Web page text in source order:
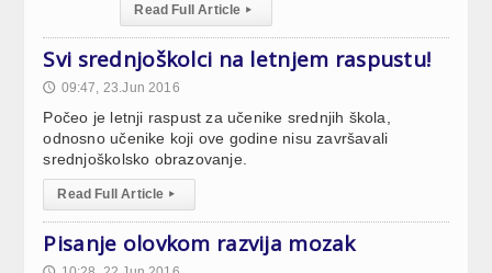
Read Full Article ▸
Svi srednjoškolci na letnjem raspustu!
🕔 09:47, 23.Jun 2016
Počeo je letnji raspust za učenike srednjih škola,
odnosno učenike koji ove godine nisu završavali
srednjoškolsko obrazovanje.
Read Full Article ▸
Pisanje olovkom razvija mozak